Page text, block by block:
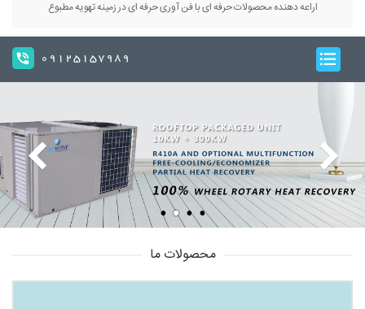
اراعه دهنده محصولات حرفه ای با فن آوری حرفه ای در زمینه تهویه مطبوع
09125157989
محصولات ما